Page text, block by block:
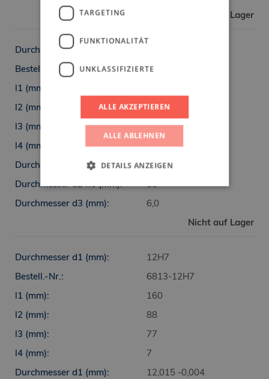
Auf Lager
6813-11H7
88
77
7
11,015 -0,003
11
6,0
Nicht auf Lager
12H7
6813-12H7
160
88
77
7
12,015 -0,004
TARGETING
FUNKTIONALITÄT
UNKLASSIFIZIERTE
ALLE AKZEPTIEREN
ALLE ABLEHNEN
DETAILS ANZEIGEN
Performance
Unklassifizierte
Unbedingt erforderliche Cookies ermöglichen
Benutzeranmeldung und die Kontoverwaltung.
kann die Website nicht ordnungsgemäß
CookieScript